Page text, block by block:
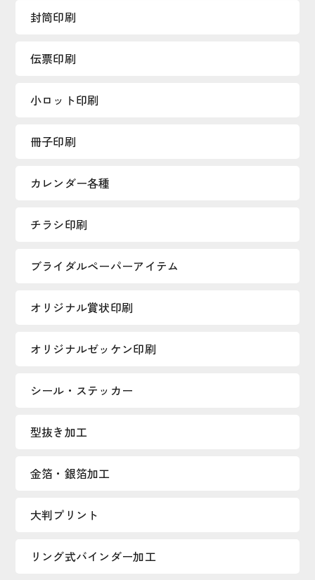
封筒印刷
伝票印刷
小ロット印刷
冊子印刷
カレンダー各種
チラシ印刷
ブライダルペーパーアイテム
オリジナル賞状印刷
オリジナルゼッケン印刷
シール・ステッカー
型抜き加工
金箔・銀箔加工
大判プリント
リング式バインダー加工